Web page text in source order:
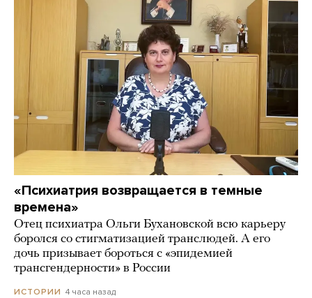
«Психиатрия возвращается в темные
времена»
Отец психиатра Ольги Бухановской всю карьеру
боролся со стигматизацией транслюдей. А его
дочь призывает бороться с «эпидемией
трансгендерности» в России
ИСТОРИИ 4 часа назад